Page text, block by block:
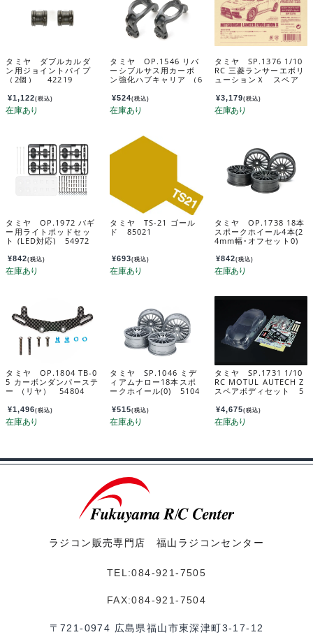
タミヤ ダブルカルダ
ン用ジョイントパイプ
（2個） 42219
¥1,122(税込)
タミヤ OP.1546 リバ
ーシブルサス用カーボ
ン強化ハブキャリア （6
¥524(税込)
タミヤ SP.1376 1/10
RC 三菱ランサーエボリ
ューションＸ スペア
¥3,179(税込)
タミヤ OP.1972 バギ
ー用ライトポッドセッ
ト (LED対応) 54972
¥842(税込)
タミヤ TS-21 ゴール
ド 85021
¥693(税込)
タミヤ OP.1738 18本
スポークホイール4本(2
4mm幅･オフセット0)
¥842(税込)
タミヤ OP.1804 TB-0
5 カーボンダンパーステ
ー （リヤ） 54804
¥1,496(税込)
タミヤ SP.1046 ミデ
ィアムナロー18本スポ
ークホイール(0) 5104
¥515(税込)
タミヤ SP.1731 1/10
RC MOTUL AUTECH Z
スペアボディセット 5
¥4,675(税込)
ラジコン販売専門店 福山ラジコンセンター
TEL:084-921-7505
FAX:084-921-7504
〒721-0974 広島県福山市東深津町3-17-12